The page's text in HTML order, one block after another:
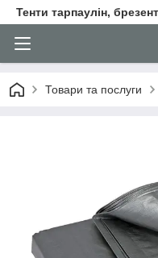
Тенти тарпаулін,
Товари та послуги